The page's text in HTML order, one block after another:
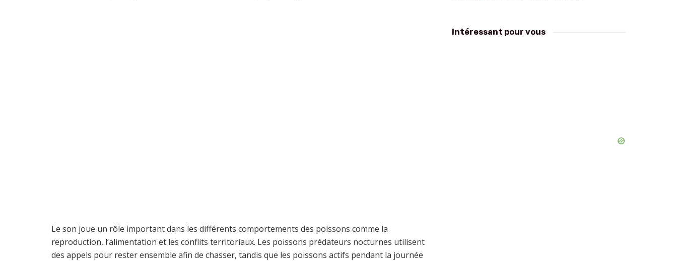
Le son joue un rôle important dans les différents comportements des poissons comme la
reproduction, l’alimentation et les conflits territoriaux. Les poissons prédateurs nocturnes utilisent
des appels pour rester ensemble afin de chasser, tandis que les poissons actifs pendant la journée
Intéressant pour vous